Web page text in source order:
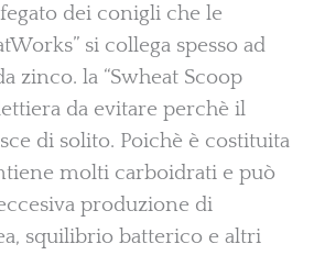
dei conigli che le
si collega spesso ad
zinco. la “Swheat Scoop
da evitare perchè il
di solito. Poichè è costituita
molti carboidrati e può
produzione di
squilibrio batterico e altri